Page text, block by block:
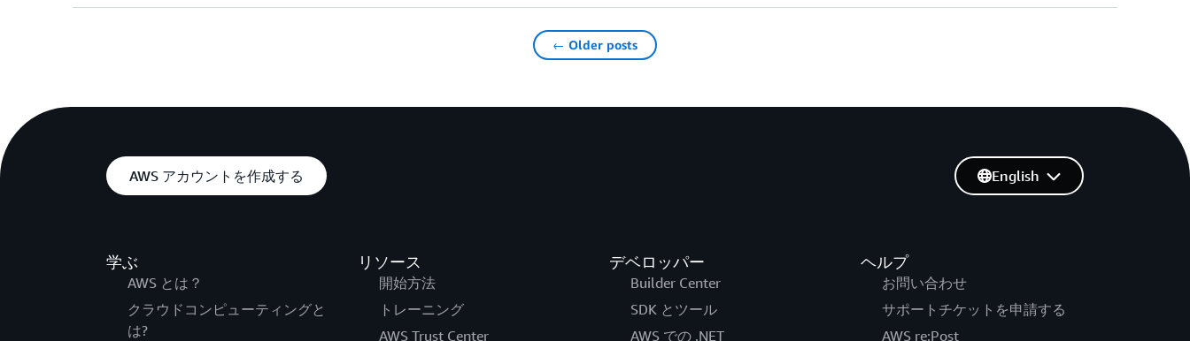
← Older posts
AWS アカウントを作成する
学ぶ
AWS とは？
クラウドコンピューティングと
は?
リソース
開始方法
トレーニング
AWS Trust Center
デベロッパー
Builder Center
SDK とツール
AWS での .NET
ヘルプ
お問い合わせ
サポートチケットを申請する
AWS re:Post
English